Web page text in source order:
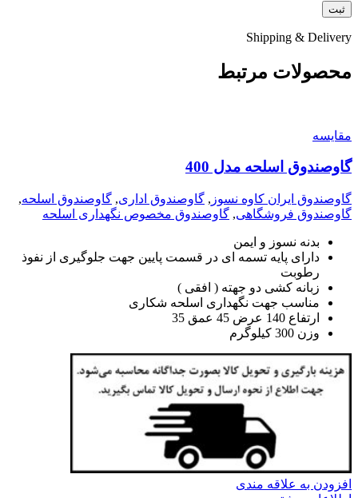
Shipping & Delivery
محصولات مرتبط
مقايسه
گاوصندوق اسلحه مدل 400
گاوصندوق ایران کاوه نسوز , گاوصندوق اداری, گاوصندوق اسلحه,
گاوصندوق فروشگاهی, گاوصندوق مخصوص نگهداری اسلحه
بدنه نسوز و ایمن
دارای پایه تسمه ای در قسمت پایین جهت جلوگیری از نفوذ
رطوبت
زبانه کشی دو جهته ( افقی )
مناسب جهت نگهداری اسلحه شکاری
ارتفاع 140 عرض 45 عمق 35
وزن 300 کیلوگرم
افزودن به علاقه مندی